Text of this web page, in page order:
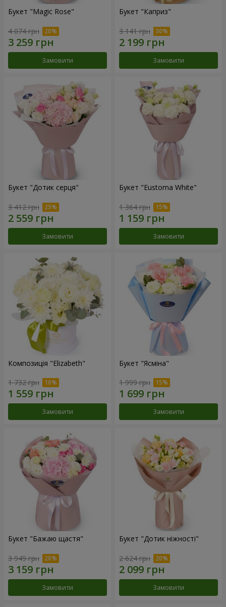
Букет "Magic Rose"
4 074 грн
Замовити
Букет "Каприз"
3 141 грн
Замовити
Букет "Дотик серця"
3 412 грн
Замовити
Букет "Eustoma White"
1 364 грн
Замовити
Композиція "Elizabeth"
1 732 грн
Замовити
Букет "Ясміна"
1 999 грн
Замовити
Букет "Бажаю щастя"
3 949 грн
Замовити
Букет "Дотик ніжності"
2 624 грн
Замовити